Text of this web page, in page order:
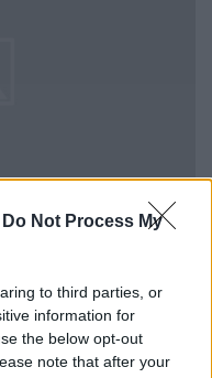
Do Not Process My
to third parties, or
information for
the below opt-out
note that after your
με
τον δήμο